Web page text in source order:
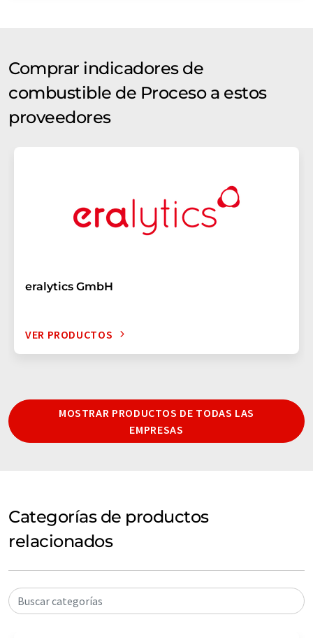
Comprar indicadores de
combustible de Proceso a estos
proveedores
eralytics GmbH
VER PRODUCTOS
MOSTRAR PRODUCTOS DE TODAS LAS
EMPRESAS
Categorías de productos
relacionados
Buscar categorías